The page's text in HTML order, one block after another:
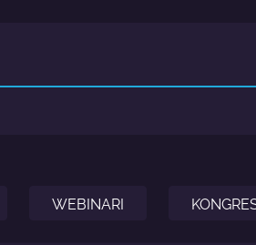
WEBINARI